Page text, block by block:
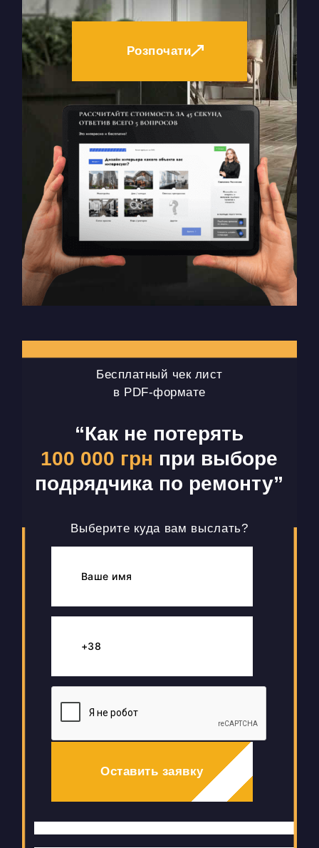
Розпочати
Бесплатный чек лист
в PDF-формате
“Как не потерять
100 000 грн при выборе
подрядчика по ремонту”
Выберите куда вам выслать?
Оставить заявку